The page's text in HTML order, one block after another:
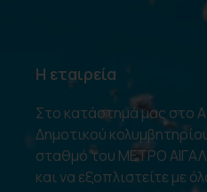
Η εταιρεία
Στο κατάστημά μας στο
Δημοτικού
σταθμό του ΜΕΤΡΟ
και να εξοπλιστείτε με